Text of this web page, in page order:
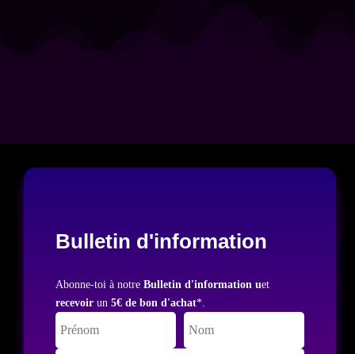
Bulletin d'information
Abonne-toi à notre Bulletin d'information uet
recevoirun 5€ de bon d'achat*.